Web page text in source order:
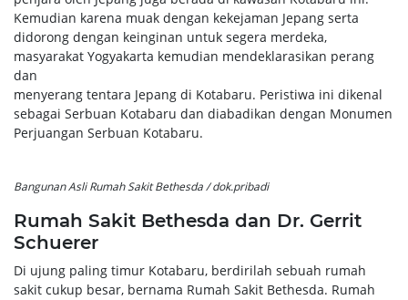
Kemudian karena muak dengan kekejaman Jepang serta
didorong dengan keinginan untuk segera merdeka,
masyarakat Yogyakarta kemudian mendeklarasikan perang
dan
menyerang tentara Jepang di Kotabaru. Peristiwa ini dikenal
sebagai Serbuan Kotabaru dan diabadikan dengan Monumen
Perjuangan Serbuan Kotabaru.
Bangunan Asli Rumah Sakit Bethesda / dok.pribadi
Rumah Sakit Bethesda dan Dr. Gerrit
Schuerer
Di ujung paling timur Kotabaru, berdirilah sebuah rumah
sakit cukup besar, bernama Rumah Sakit Bethesda. Rumah